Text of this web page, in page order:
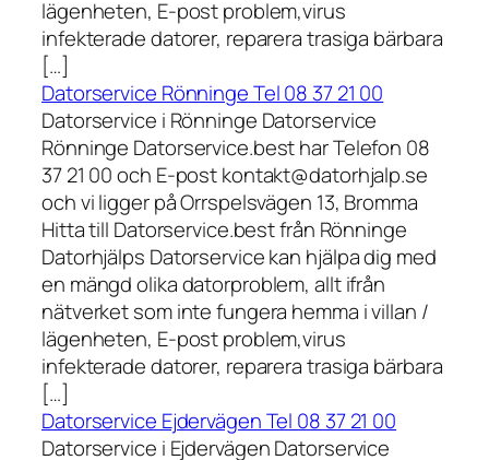
lägenheten, E-post problem,virus
infekterade datorer, reparera trasiga bärbara
[…]
Datorservice Rönninge Tel 08 37 21 00
Datorservice i Rönninge Datorservice
Rönninge Datorservice.best har Telefon 08
37 21 00 och E-post kontakt@datorhjalp.se
och vi ligger på Orrspelsvägen 13, Bromma
Hitta till Datorservice.best från Rönninge
Datorhjälps Datorservice kan hjälpa dig med
en mängd olika datorproblem, allt ifrån
nätverket som inte fungera hemma i villan /
lägenheten, E-post problem,virus
infekterade datorer, reparera trasiga bärbara
[…]
Datorservice Ejdervägen Tel 08 37 21 00
Datorservice i Ejdervägen Datorservice